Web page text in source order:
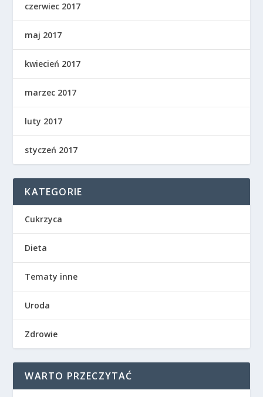
czerwiec 2017
maj 2017
kwiecień 2017
marzec 2017
luty 2017
styczeń 2017
KATEGORIE
Cukrzyca
Dieta
Tematy inne
Uroda
Zdrowie
WARTO PRZECZYTAĆ